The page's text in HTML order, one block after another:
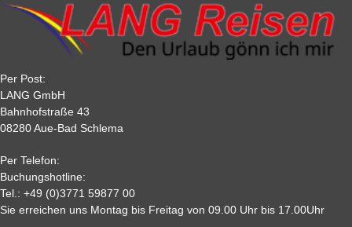
Reisebuchung sicher.
Tagesfahrten sind als kompletter Reisebetrag innerhalb von 10
Tagen nach der Buchung zu zahlen.
10 %
60 20 % 25 % 30 % 30 %
40 % 40 % 50 % 50 %
7
2
Per Post:
LANG GmbH
Bahnhofstraße 43
08280 Aue-Bad Schlema
Per Telefon:
Buchungshotline:
Tel.: +49 (0)3771 59877 00
Sie erreichen uns Montag bis Freitag von 09.00 Uhr bis 17.00Uhr